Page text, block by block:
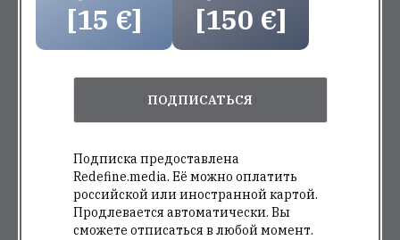
[15 €]
[150 €]
ПОДПИСАТЬСЯ
Подписка предоставлена
Redefine.media. Её можно оплатить
российской или иностранной картой.
Продлевается автоматически. Вы
сможете отписаться в любой момент.